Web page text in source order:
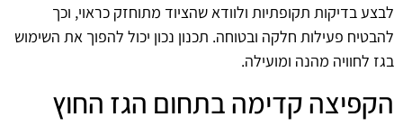
לבצע בדיקות תקופתיות ולוודא שהציוד מתוחזק כראוי, וכך
להבטיח פעילות חלקה ובטוחה. תכנון נכון יכול להפוך את השימוש
בגז לחוויה מהנה ומועילה.
הקפיצה קדימה בתחום הגז החוץ